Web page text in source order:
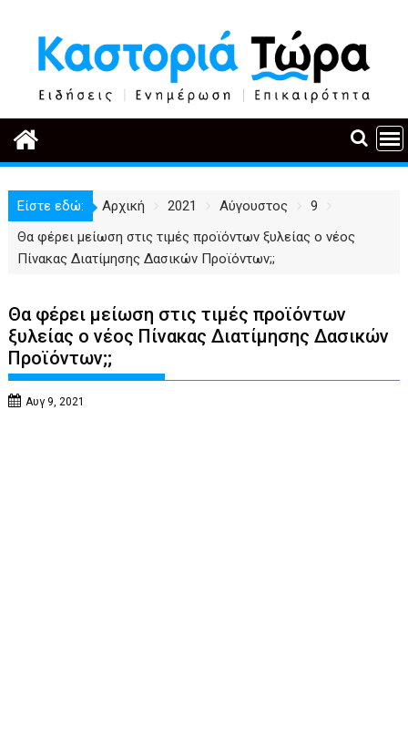
περιεχόμενο
Είστε εδώ: Αρχική 2021 Αύγουστος
9
Θα φέρει μείωση στις τιμές προϊόντων ξυλείας ο νέος
Πίνακας Διατίμησης Δασικών Προϊόντων;;
Θα φέρει μείωση στις τιμές προϊόντων
ξυλείας ο νέος Πίνακας Διατίμησης Δασικών
Προϊόντων;;
Αυγ 9, 2021